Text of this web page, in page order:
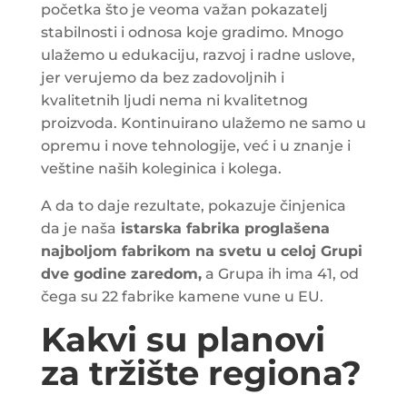
početka što je veoma važan pokazatelj
stabilnosti i odnosa koje gradimo. Mnogo
ulažemo u edukaciju, razvoj i radne uslove,
jer verujemo da bez zadovoljnih i
kvalitetnih ljudi nema ni kvalitetnog
proizvoda. Kontinuirano ulažemo ne samo u
opremu i nove tehnologije, već i u znanje i
veštine naših koleginica i kolega.
A da to daje rezultate, pokazuje činjenica
da je naša istarska fabrika proglašena
najboljom fabrikom na svetu u celoj Grupi
dve godine zaredom,a Grupa ih ima 41, od
čega su 22 fabrike kamene vune u EU.
Kakvi su planovi
za tržište regiona?